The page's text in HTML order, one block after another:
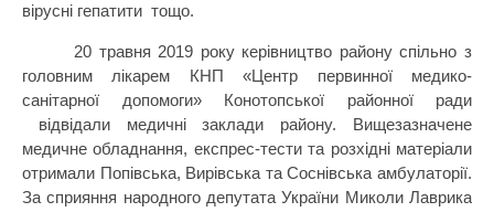
вірусні гепатити тощо.
20 травня 2019 року керівництво району спільно з
головним лікарем КНП «Центр первинної медико-
санітарної допомоги» Конотопської районної ради
відвідали медичні заклади району. Вищезазначене
медичне обладнання, експрес-тести та розхідні матеріали
отримали Попівська, Вирівська та Соснівська амбулаторії.
За сприяння народного депутата України Миколи Лаврика